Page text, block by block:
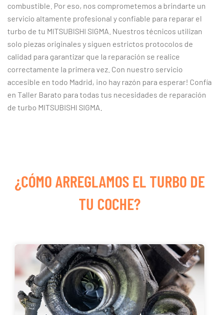
combustible. Por eso, nos comprometemos a brindarte un
servicio altamente profesional y confiable para reparar el
turbo de tu MITSUBISHI SIGMA. Nuestros técnicos utilizan
solo piezas originales y siguen estrictos protocolos de
calidad para garantizar que la reparación se realice
correctamente la primera vez. Con nuestro servicio
accesible en todo Madrid, ¡no hay razón para esperar! Confía
en Taller Barato para todas tus necesidades de reparación
de turbo MITSUBISHI SIGMA.
¿CÓMO ARREGLAMOS EL TURBO DE
TU COCHE?